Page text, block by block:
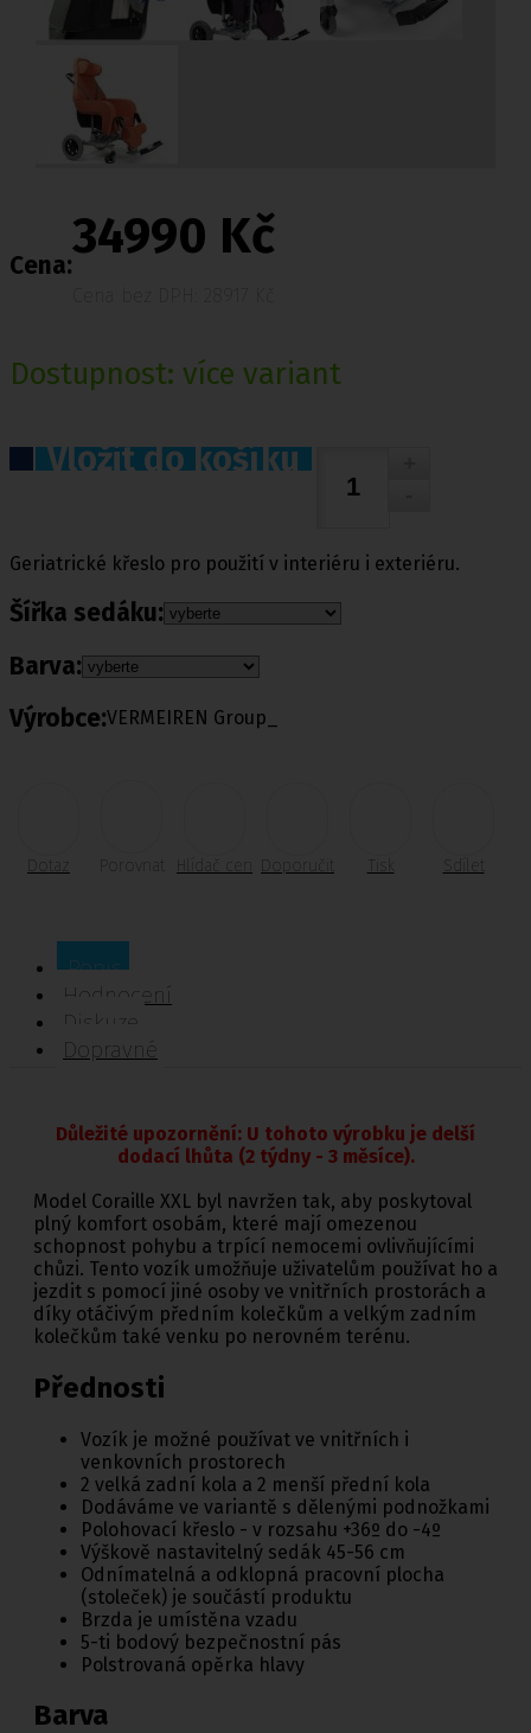
Cena:
34990 Kč
Dostupnost: více variant
Vložit do košíku
Geriatrické křeslo pro použití v interiéru i exteriéru.
Šířka sedáku:
Barva:
Výrobce:VERMEIREN Group_
Dotaz Porovnat Doporučit Tisk Sdílet
Popis
Hodnocení
Diskuze
Dopravné
Důležité upozornění: U tohoto výrobku je delší
dodací lhůta (2 týdny - 3 měsíce).
Model Coraille XXL byl navržen tak, aby poskytoval
plný komfort osobám, které mají omezenou
schopnost pohybu a trpící nemocemi ovlivňujícími
chůzi. Tento vozík umožňuje uživatelům používat ho a
jezdit s pomocí jiné osoby ve vnitřních prostorách a
díky otáčivým předním kolečkům a velkým zadním
kolečkům také venku po nerovném terénu.
Přednosti
Vozík je možné používat ve vnitřních i
venkovních prostorech
2 velká zadní kola a 2 menší přední kola
Dodáváme ve variantě s dělenými podnožkami
Polohovací křeslo - v rozsahu +36º do -4º
Výškově nastavitelný sedák 45-56 cm
Odnímatelná a odklopná pracovní plocha
(stoleček) je součástí produktu
Brzda je umístěna vzadu
5-ti bodový bezpečnostní pás
Polstrovaná opěrka hlavy
Barva